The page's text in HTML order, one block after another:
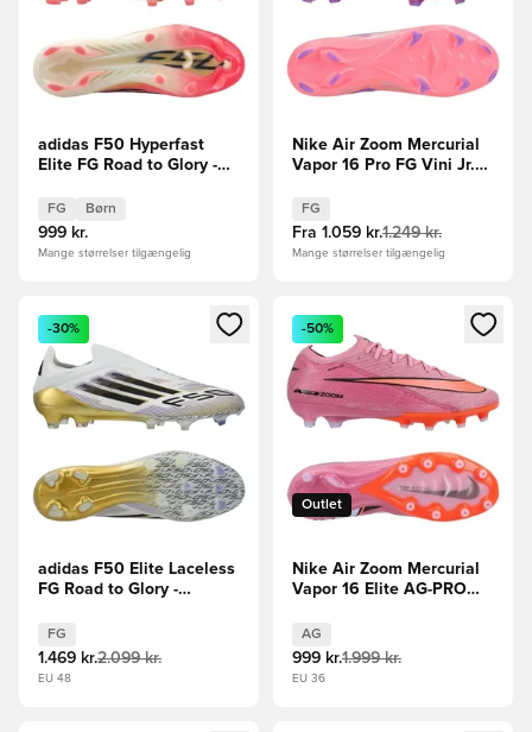
adidas F50 Hyperfast
Elite FG Road to Glory -
FG Børn
999 kr.
Mange størrelser tilgængelig
Nike Air Zoom Mercurial
Vapor 16 Pro FG Vini Jr.
Pink/Blå
FG
Fra 1.059 kr.1.249 kr.
Mange størrelser tilgængelig
Åbner en Modal til at logge ind eller tilmelde dig som
-30%
adidas F50 Elite Laceless
FG Road to Glory -
FG
1.469 kr.2.099 kr.
EU 48
Åbner en Modal til at logge
Outlet
-50%
Nike Air Zoom Mercurial
Vapor 16 Elite AG-PRO
Pink/Sort/Orange
AG
999 kr.1.999 kr.
EU 36